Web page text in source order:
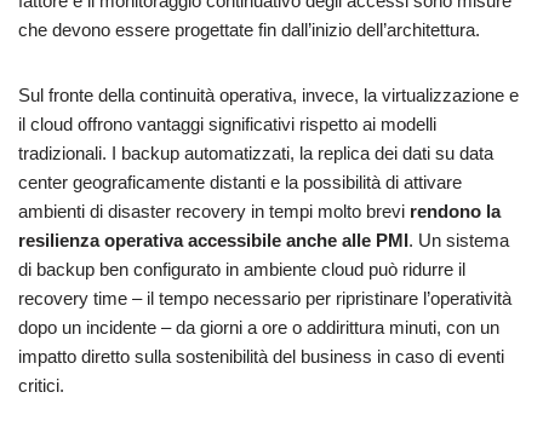
che devono essere progettate fin dall’inizio dell’architettura.
Sul fronte della continuità operativa, invece, la virtualizzazione e
il cloud offrono vantaggi significativi rispetto ai modelli
tradizionali. I backup automatizzati, la replica dei dati su data
center geograficamente distanti e la possibilità di attivare
ambienti di disaster recovery in tempi molto brevi rendono la
resilienza operativa accessibile anche alle PMI. Un sistema
di backup ben configurato in ambiente cloud può ridurre il
recovery time – il tempo necessario per ripristinare l’operatività
dopo un incidente – da giorni a ore o addirittura minuti, con un
impatto diretto sulla sostenibilità del business in caso di eventi
critici.